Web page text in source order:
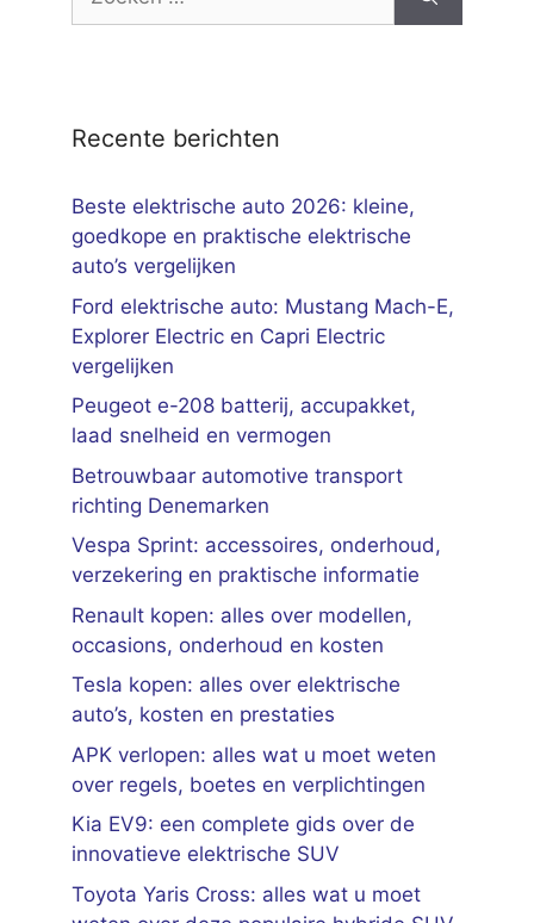
Recente berichten
Beste elektrische auto 2026: kleine,
goedkope en praktische elektrische
auto’s vergelijken
Ford elektrische auto: Mustang Mach-E,
Explorer Electric en Capri Electric
vergelijken
Peugeot e-208 batterij, accupakket,
laad snelheid en vermogen
Betrouwbaar automotive transport
richting Denemarken
Vespa Sprint: accessoires, onderhoud,
verzekering en praktische informatie
Renault kopen: alles over modellen,
occasions, onderhoud en kosten
Tesla kopen: alles over elektrische
auto’s, kosten en prestaties
APK verlopen: alles wat u moet weten
over regels, boetes en verplichtingen
Kia EV9: een complete gids over de
innovatieve elektrische SUV
Toyota Yaris Cross: alles wat u moet